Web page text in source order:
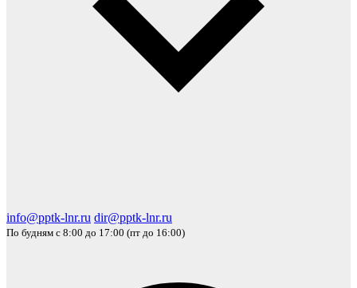
info@pptk-lnr.ru dir@pptk-lnr.ru
По будням с 8:00 до 17:00 (пт до 16:00)